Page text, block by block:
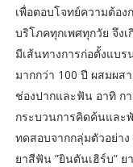
เพื่อตอบโจทย์ความต้อ
บริโภคทุกเพศทุกวัย จึง
มีเส้นทางการก่อตั้งแบ
มากกว่า 100 ปี ผสมผ
ช่องปากและฟัน อาทิ ก
กระบวนการคิดค้นและ
ทดสอบจากกลุ่มตัวอย่า
ยาสีฟัน ”ยินตันเฮิร์บ”